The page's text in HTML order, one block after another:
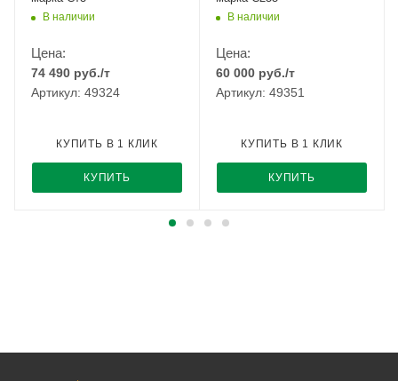
В наличии
Цена:
74 490 руб./т
Артикул: 49324
КУПИТЬ
КУПИТЬ В 1 КЛИК
В наличии
Цена:
60 000 руб./т
Артикул: 49351
КУПИТЬ
КУПИТЬ В 1 КЛИК